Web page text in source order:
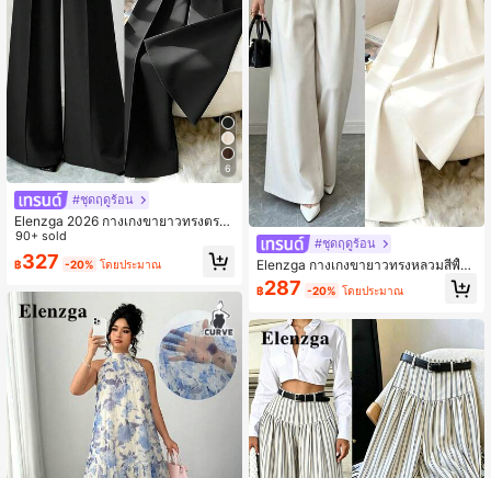
6
#ชุดฤดูร้อน
Elenzga 2026 กางเกงขายาวทรงตรง
หลวมสไตล์วินเทจสีเขียวทหารสำหรับใ
ส่ทำงานและลำลอง, กางเกงเอวสูงทรงห
ลวมสำหรับผู้หญิงในฤดูใบไม้ผลิและฤดู
90+ sold
฿327 -20% โดยประมาณ
#ชุดฤดูร้อน
Elenzga กางเกงขายาวทรงหลวมสีพื้น
สำหรับผู้หญิง สวมใส่ได้หลากหลายสไต
ล์ สำหรับการเดินทาง
฿287 -20% โดยประมาณ